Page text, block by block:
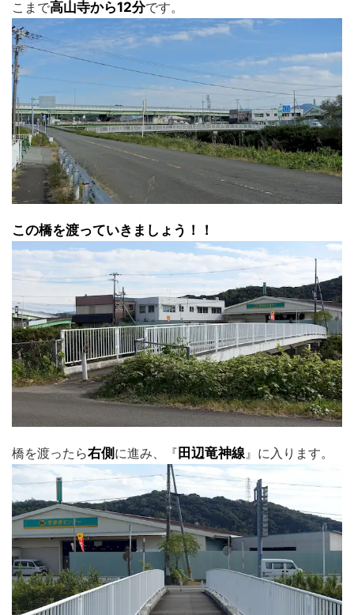
こまで高山寺から12分です。
この橋を渡っていきましょう！！
橋を渡ったら右側 に進み、『 田辺竜神線』に入ります。